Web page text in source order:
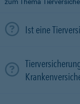
Ist eine